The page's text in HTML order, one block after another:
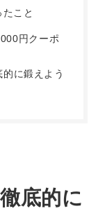
こと
円クーポ
に鍛えよう
底的に